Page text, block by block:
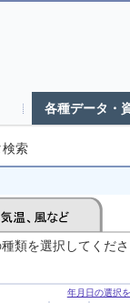
各種データ・
検索
類を選択してくだ
年月日の選択